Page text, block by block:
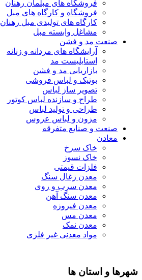
فروشگاه های مبلمان رهنان
فروشگاه و کارگاه های مبل
کارگاه های تولیدی مبل رهنان
مشاغل وابسته مبل
صنعت مد و فشن
آرایشگاه های مردانه و زنانه
استایلیست مد
بازاریابی مد و فشن
بوتیک و لباس فروشی
تصویر ساز لباس
طراح و سازنده لباس کوتور
طراحی و تولید لباس
مزون و لباس عروس
صنعت و صنایع متفرقه
معادن
خاک سرخ
خاک نسوز
فلزات قیمتی
معدن زغال سنگ
معدن سرب و روی
معدن سنگ آهن
معدن فیروزه
معدن مس
معدن نمک
مواد معدنی غیر فلزی
شهرها و استان ها